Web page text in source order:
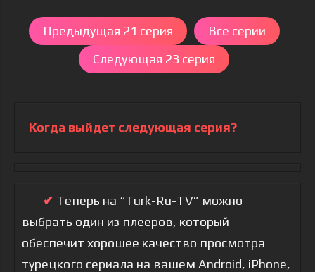
Предыдущая 21 серия
Все серии
Следующая 23 серия
Когда выйдет следующая серия?
✔ Теперь на “Turk-Ru-TV” можно
выбрать один из плееров, который
обеспечит хорошее качество просмотра
турецкого сериала на вашем Android, iPhone,